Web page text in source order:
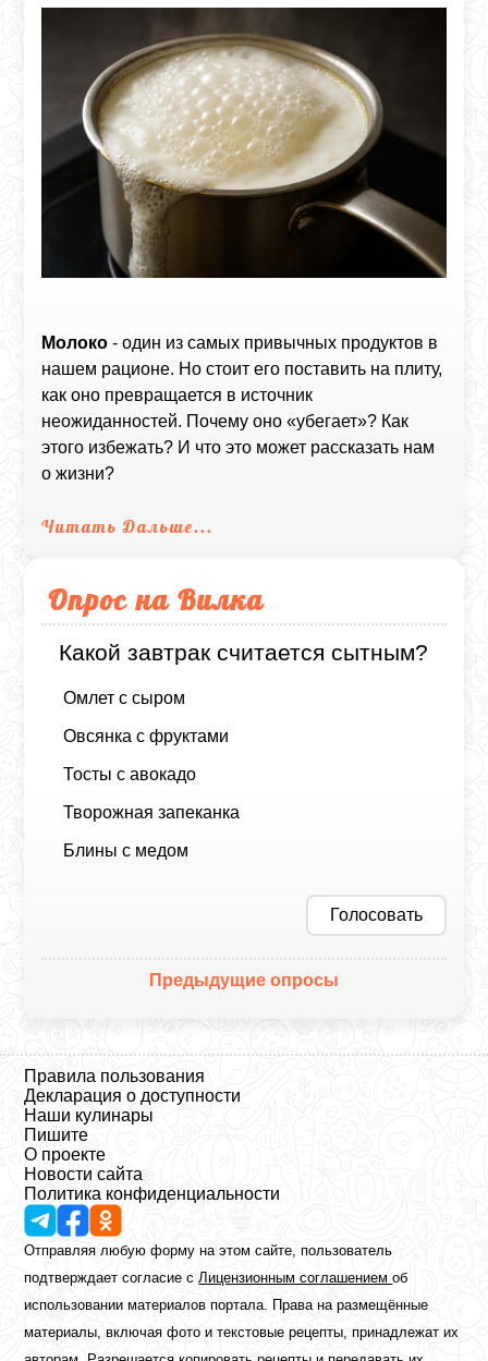
Молоко - один из самых привычных продуктов в
нашем рационе. Но стоит его поставить на плиту,
как оно превращается в источник
неожиданностей. Почему оно «убегает»? Как
этого избежать? И что это может рассказать нам
о жизни?
Читать Дальше...
Опрос на Вилка
Какой завтрак считается сытным?
Омлет с сыром
Овсянка с фруктами
Тосты с авокадо
Творожная запеканка
Блины с медом
Голосовать
Предыдущие опросы
Правила пользования
Декларация о доступности
Наши кулинары
Пишите
О проекте
Новости сайта
Политика конфиденциальности
Отправляя любую форму на этом сайте, пользователь
подтверждает согласие сЛицензионным соглашениемоб
использовании материалов портала. Права на размещённые
материалы, включая фото и текстовые рецепты, принадлежат их